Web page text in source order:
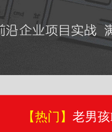
【热门】 老男